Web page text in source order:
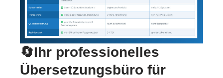
🔄Ihr professionelles
Übersetzungsbüro für